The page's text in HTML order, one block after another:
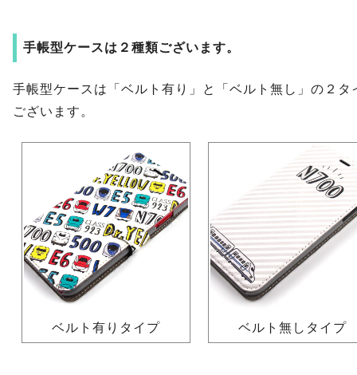
手帳型ケースは２種類ございます。
手帳型ケースは「ベルト有り」と「ベルト無し」の２タ
ございます。
ベルト有りタイプ ベルト無しタイプ